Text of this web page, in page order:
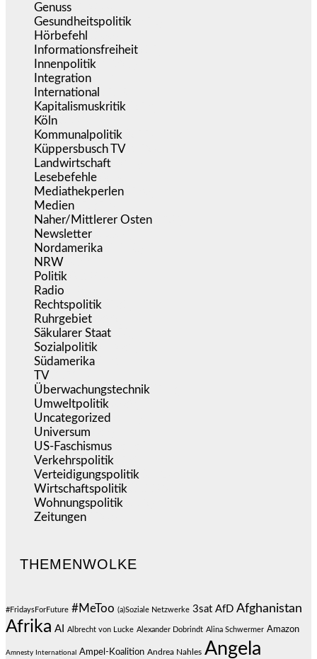
Genuss
Gesundheitspolitik
Hörbefehl
Informationsfreiheit
Innenpolitik
Integration
International
Kapitalismuskritik
Köln
Kommunalpolitik
Küppersbusch TV
Landwirtschaft
Lesebefehle
Mediathekperlen
Medien
Naher/Mittlerer Osten
Newsletter
Nordamerika
NRW
Politik
Radio
Rechtspolitik
Ruhrgebiet
Säkularer Staat
Sozialpolitik
Südamerika
TV
Überwachungstechnik
Umweltpolitik
Uncategorized
Universum
US-Faschismus
Verkehrspolitik
Verteidigungspolitik
Wirtschaftspolitik
Wohnungspolitik
Zeitungen
THEMENWOLKE
#FridaysForFuture #MeToo (a)Soziale Netzwerke 3sat AfD Afghanistan
Afrika AI Albrecht von Lucke Alexander Dobrindt Alina Schwermer Amazon
Amnesty International Ampel-Koalition Andrea Nahles Angela